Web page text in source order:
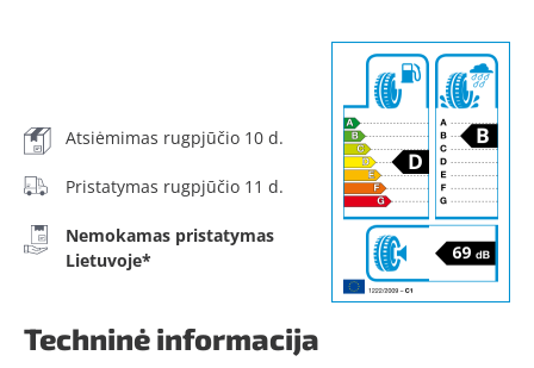
Atsiėmimas rugpjūčio 10 d.
Pristatymas rugpjūčio 11 d.
Nemokamas pristatymas
Lietuvoje*
Techninė informacija